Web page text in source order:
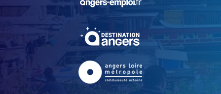
, Ouvre une nouvelle
, Ouvre une nouvelle